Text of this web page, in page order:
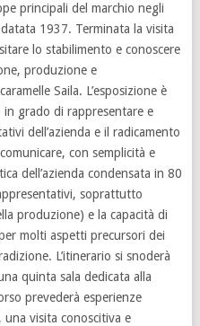
principali del marchio negli
1937. Terminata la visita
lo stabilimento e conoscere
produzione e
Saila. L’esposizione è
grado di rappresentare e
dell’azienda e il radicamento
con semplicità e
dell’azienda condensata in 80
soprattutto
produzione) e la capacità di
molti aspetti precursori dei
L’itinerario si snoderà
quinta sala dedicata alla
prevederà esperienze
visita conoscitiva e